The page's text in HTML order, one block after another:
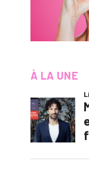
À LA UNE